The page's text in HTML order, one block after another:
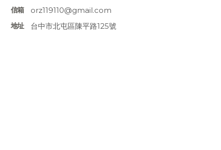
orz119110@gmail.com
台中市北屯區陳平路125號